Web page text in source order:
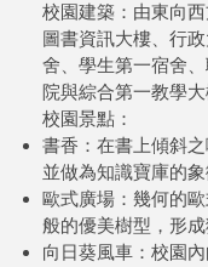
校園建築：由東向
圖書資訊大樓、行
舍、學生第一宿舍
院與綜合第一教學
校園景點：
書香：在書上傾斜
並做為知識寶庫的象
歐式廣場：幾何的
般的優美樹型，形成
向日葵風車：校園